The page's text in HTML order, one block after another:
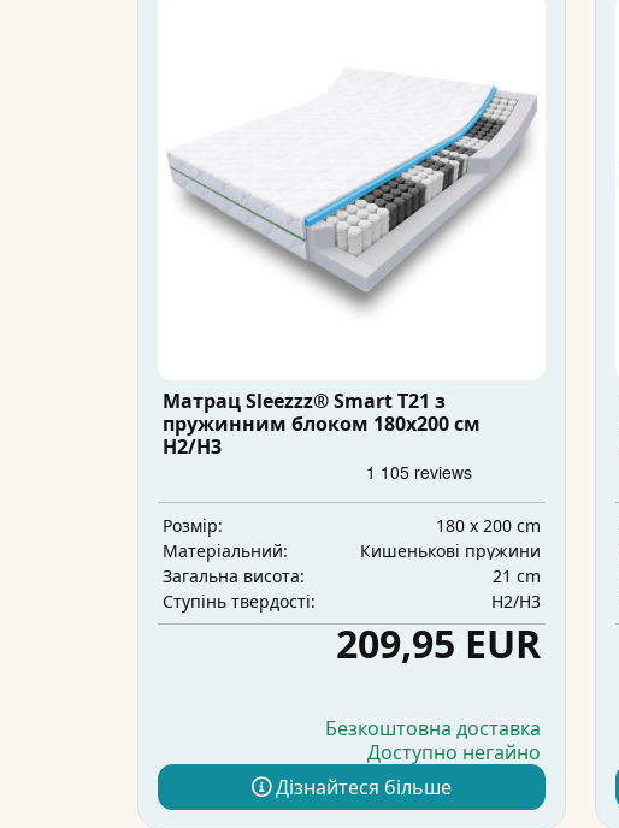
Матрац Sleezzz® Smart T21 з
пружинним блоком 180x200 см
H2/H3
Розмір:
180 x 200 cm
Матеріальний:
Кишенькові пружини
Загальна висота:
21 cm
Ступінь твердості:
H2/H3
209,95 EUR
Безкоштовна доставка
Доступно негайно
Дізнайтеся більше